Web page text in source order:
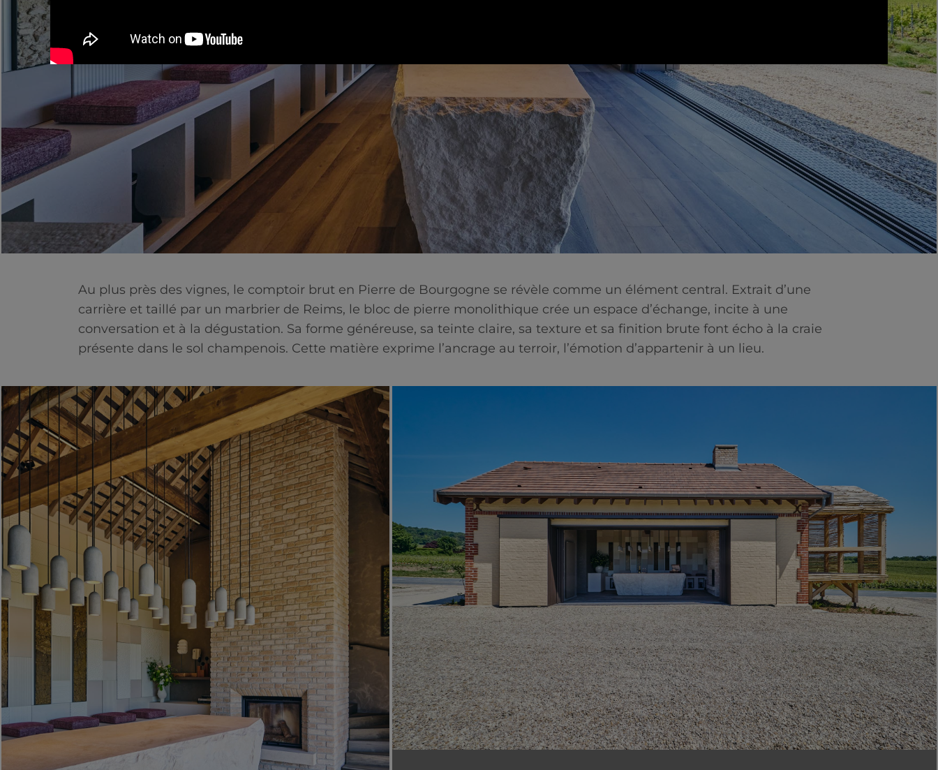
Au plus près des vignes, le comptoir brut en Pierre de Bourgogne se révèle comme un élément central. Extrait d’une
carrière et taillé par un marbrier de Reims, le bloc de pierre monolithique crée un espace d’échange, incite à une
conversation et à la dégustation. Sa forme généreuse, sa teinte claire, sa texture et sa finition brute font écho à la craie
présente dans le sol champenois. Cette matière exprime l’ancrage au terroir, l’émotion d’appartenir à un lieu.